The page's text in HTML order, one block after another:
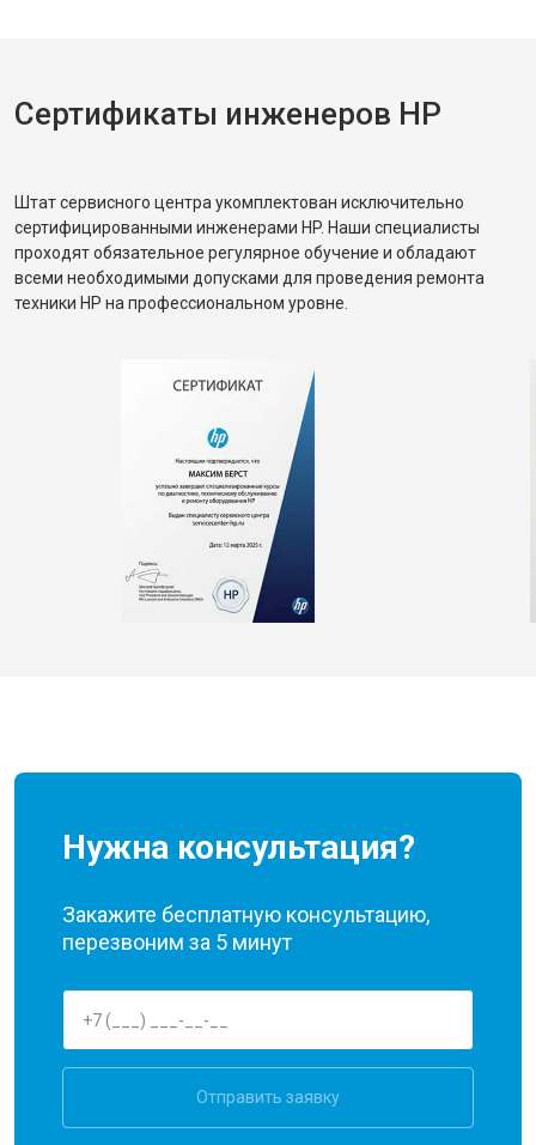
Сертификаты инженеров HP
Штат сервисного центра укомплектован исключительно
сертифицированными инженерами HP. Наши специалисты
проходят обязательное регулярное обучение и обладают
всеми необходимыми допусками для проведения ремонта
техники HP на профессиональном уровне.
Нужна консультация?
Закажите бесплатную консультацию,
перезвоним за 5 минут
Отправить заявку